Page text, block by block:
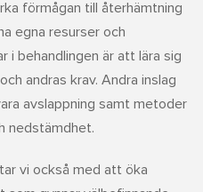
förmågan till återhämtning
egna resurser och
i behandlingen är att lära sig
andras krav. Andra inslag
avslappning samt metoder
nedstämdhet.
vi också med att öka